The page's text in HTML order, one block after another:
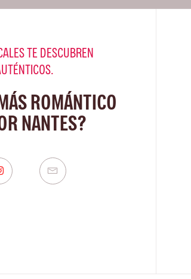
TE DESCUBREN
ROMÁNTICO
NANTES?